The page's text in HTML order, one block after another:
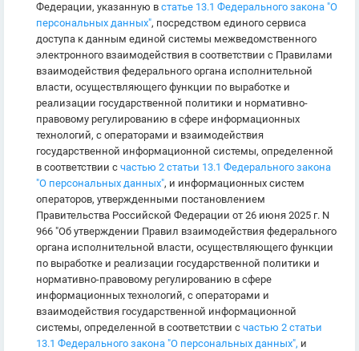
Федерации, указанную в статье 13.1 Федерального закона "О
персональных данных", посредством единого сервиса
доступа к данным единой системы межведомственного
электронного взаимодействия в соответствии с Правилами
взаимодействия федерального органа исполнительной
власти, осуществляющего функции по выработке и
реализации государственной политики и нормативно-
правовому регулированию в сфере информационных
технологий, с операторами и взаимодействия
государственной информационной системы, определенной
в соответствии с частью 2 статьи 13.1 Федерального закона
"О персональных данных", и информационных систем
операторов, утвержденными постановлением
Правительства Российской Федерации от 26 июня 2025 г. N
966 "Об утверждении Правил взаимодействия федерального
органа исполнительной власти, осуществляющего функции
по выработке и реализации государственной политики и
нормативно-правовому регулированию в сфере
информационных технологий, с операторами и
взаимодействия государственной информационной
системы, определенной в соответствии с частью 2 статьи
13.1 Федерального закона "О персональных данных", и